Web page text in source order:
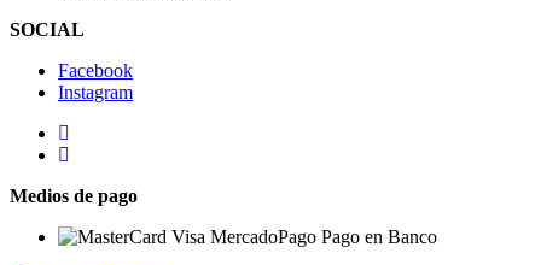
SOCIAL
Facebook
Instagram
Medios de pago